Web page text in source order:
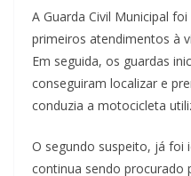
A Guarda Civil Municipal
primeiros atendimentos à
Em seguida, os guardas
conseguiram localizar e
conduzia a motocicleta
O segundo suspeito, já foi
continua sendo procurado